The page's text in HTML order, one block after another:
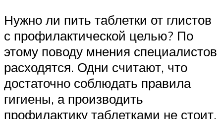
Нужно ли пить таблетки от глистов
с профилактической целью? По
этому поводу мнения специалистов
расходятся. Одни считают, что
достаточно соблюдать правила
гигиены, а производить
профилактику таблетками не стоит,